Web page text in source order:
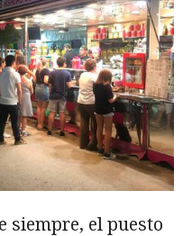
siempre, el puesto